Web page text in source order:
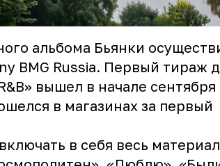
альбома Бьянки
BMG Russia. Первый тираж
вышел в начале сентября
в магазинах за первый
в себя весь